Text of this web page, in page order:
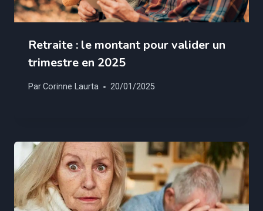
Retraite : le montant pour valider un
trimestre en 2025
ParCorinne Laurta 20/01/2025